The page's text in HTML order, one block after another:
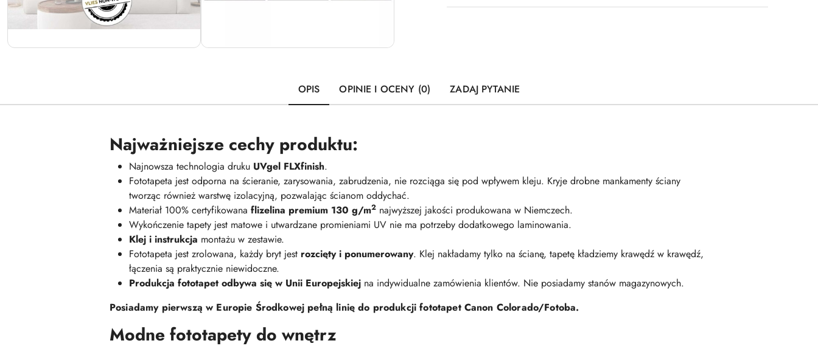
OPIS OPINIE I OCENY (0) ZADAJ PYTANIE
Najważniejsze cechy produktu:
Najnowsza technologia druku UVgel FLXfinish.
Fototapeta jest odporna na ścieranie, zarysowania, zabrudzenia, nie rozciąga się pod wpływem kleju. Kryje drobne mankamenty ściany
tworząc również warstwę izolacyjną, pozwalając ścianom oddychać.
Materiał 100% certyfikowana flizelina premium 130 g/m2 najwyższej jakości produkowana w Niemczech.
Wykończenie tapety jest matowe i utwardzane promieniami UV nie ma potrzeby dodatkowego laminowania.
Klej i instrukcja montażu w zestawie.
Fototapeta jest zrolowana, każdy bryt jest rozcięty i ponumerowany. Klej nakładamy tylko na ścianę, tapetę kładziemy krawędź w krawędź,
łączenia są praktycznie niewidoczne.
Produkcja fototapet odbywa się w Unii Europejskiej na indywidualne zamówienia klientów. Nie posiadamy stanów magazynowych.
Posiadamy pierwszą w Europie Środkowej pełną linię do produkcji fototapet Canon Colorado/Fotoba.
Modne fototapety do wnętrz